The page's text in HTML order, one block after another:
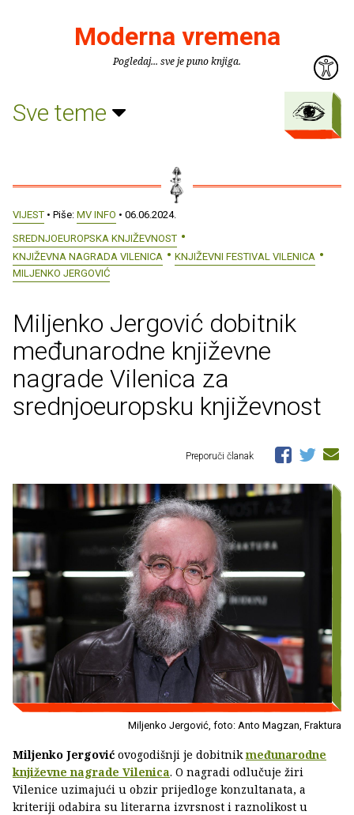
Moderna vremena
Pogledaj... sve je puno knjiga.
Sve teme
VIJEST • Piše: MV INFO • 06.06.2024.
SREDNJOEUROPSKA KNJIŽEVNOST
KNJIŽEVNA NAGRADA VILENICA
KNJIŽEVNI FESTIVAL VILENICA
MILJENKO JERGOVIĆ
Miljenko Jergović dobitnik
međunarodne književne
nagrade Vilenica za
srednjoeuropsku književnost
Preporuči članak
Miljenko Jergović, foto: Anto Magzan, Fraktura
Miljenko Jergović ovogodišnji je dobitnikmeđunarodne
književne nagrade Vilenica. O nagradi odlučuje žiri
Vilenice uzimajući u obzir prijedloge konzultanata, a
kriteriji odabira su literarna izvrsnost i raznolikost u